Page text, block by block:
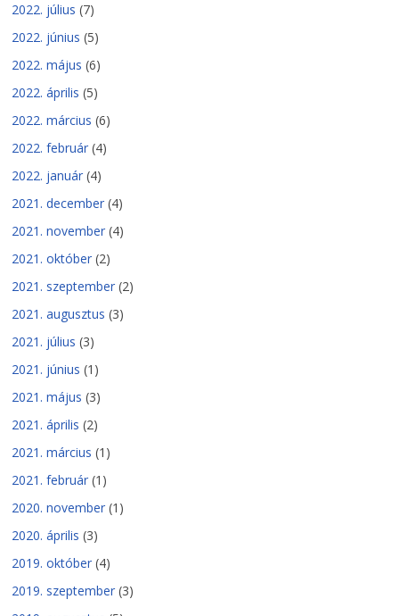
2022. július (7)
2022. június (5)
2022. május (6)
2022. április (5)
2022. március (6)
2022. február (4)
2022. január (4)
2021. december (4)
2021. november (4)
2021. október (2)
2021. szeptember (2)
2021. augusztus (3)
2021. július (3)
2021. június (1)
2021. május (3)
2021. április (2)
2021. március (1)
2021. február (1)
2020. november (1)
2020. április (3)
2019. október (4)
2019. szeptember (3)